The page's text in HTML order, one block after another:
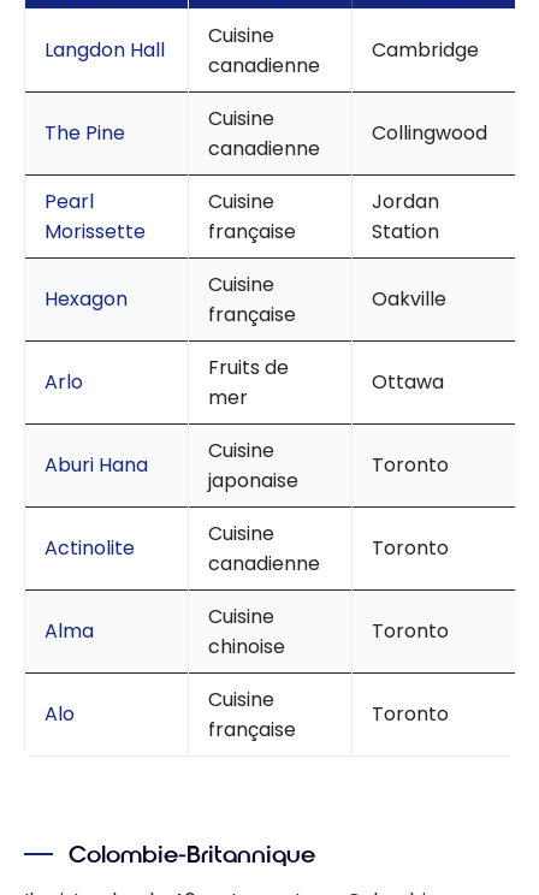
Langdon Hall
Cuisine
canadienne
Cambridge
The Pine
Cuisine
canadienne
Collingwood
Pearl
Morissette
Cuisine
française
Jordan
Station
Hexagon
Cuisine
française
Oakville
Arlo
Fruits de
mer
Ottawa
Aburi Hana
Cuisine
japonaise
Toronto
Actinolite
Cuisine
canadienne
Toronto
Alma
Cuisine
chinoise
Toronto
Alo
Cuisine
française
Toronto
Colombie-Britannique